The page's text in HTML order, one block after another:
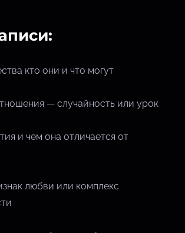
кто они и что могут
— случайность или урок
и чем она отличается от
любви или комплекс